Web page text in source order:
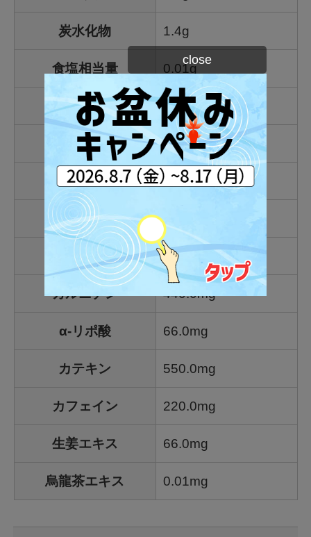
炭水化物 1.4g
食塩相当量 0.01g
ナイアシン 110.0mg
ビタミンB1 1.2mg
ビタミンB2 1.4mg
ビタミンB6 1.3mg
ビタミンB12 2.4μg
カルニチン 440.0mg
α-リポ酸 66.0mg
カテキン 550.0mg
カフェイン 220.0mg
生姜エキス 66.0mg
烏龍茶エキス 0.01mg
close